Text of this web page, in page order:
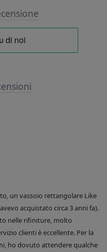
un vassoio rettangolare Like
acquistato circa 3 anni fa).
nelle rifiniture, molto
clienti è eccellente. Per la
ho dovuto attendere qualche